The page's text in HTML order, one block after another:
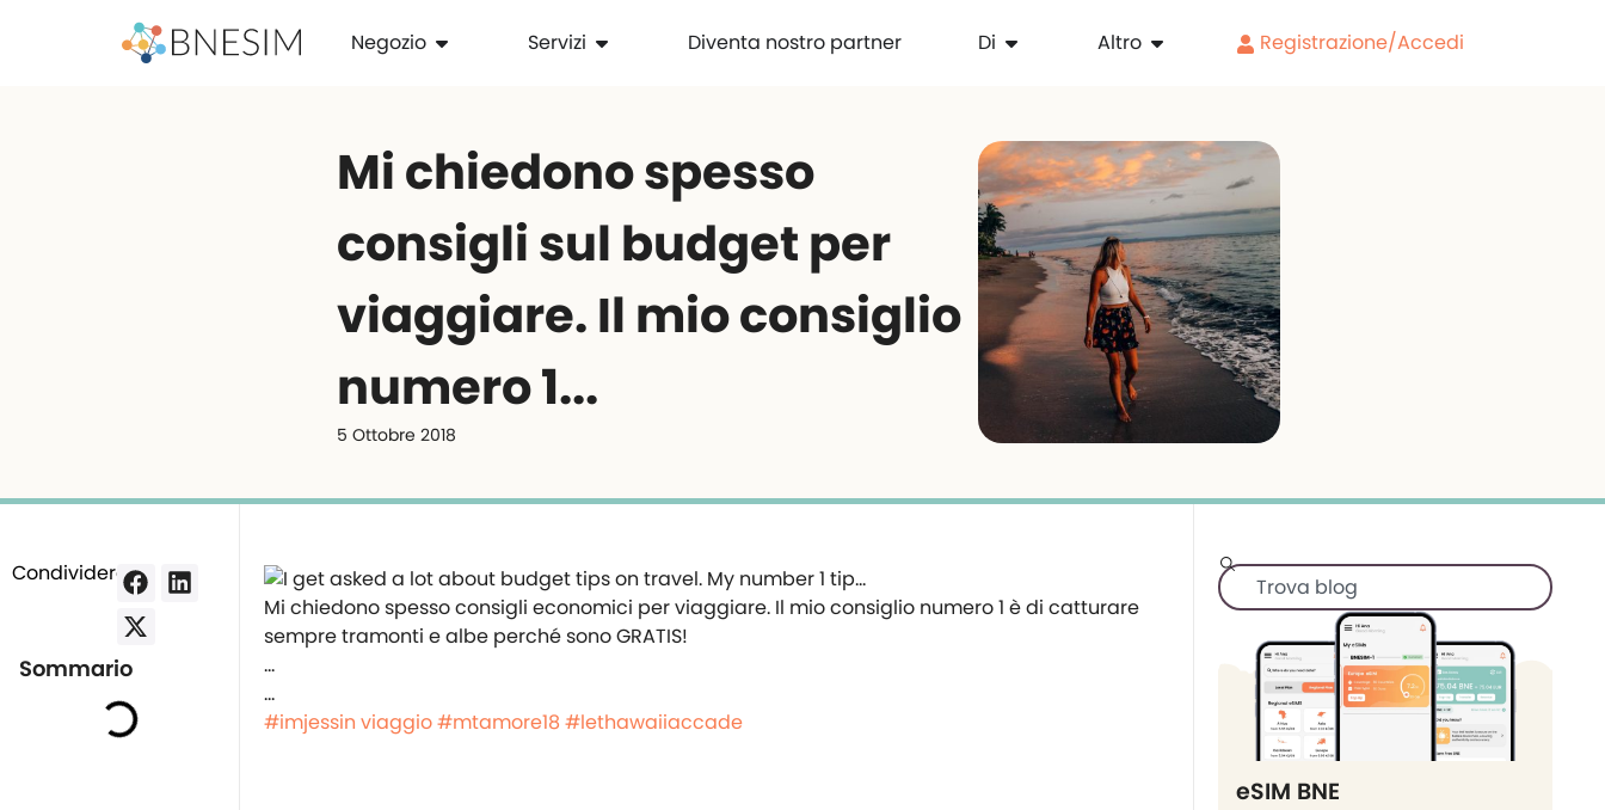
Negozio Servizi Diventa nostro partner Di Altro Registrazione/Accedi
Mi chiedono spesso
consigli sul budget per
viaggiare. Il mio consiglio
numero 1...
5 Ottobre 2018
Condividere:
Sommario
Mi chiedono spesso consigli economici per viaggiare. Il mio consiglio numero 1 è di catturare
sempre tramonti e albe perché sono GRATIS!
…
…
#imjessin viaggio#mtamore18 #lethawaiiaccade
eSIM BNE